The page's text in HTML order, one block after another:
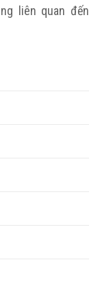
liên quan đến